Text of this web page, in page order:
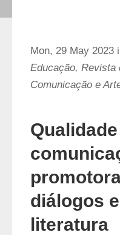
Mon, 29 May 2023
Educação, Revista
Comunicação e
diálogos
literatura